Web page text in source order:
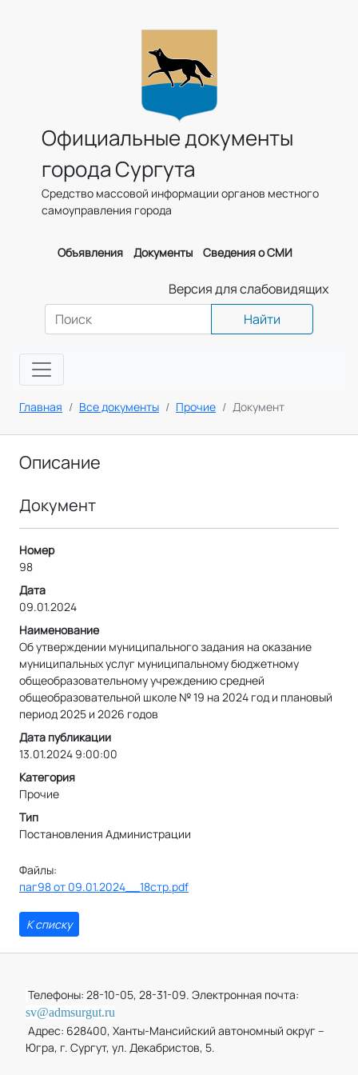
Официальные документы
города Сургута
Средство массовой информации органов местного
самоуправления города
Объявления Документы Сведения о СМИ
Версия для слабовидящих
Найти
Главная Все документы Прочие Документ
Описание
Документ
Номер
98
Дата
09.01.2024
Наименование
Об утверждении муниципального задания на оказание
муниципальных услуг муниципальному бюджетному
общеобразовательному учреждению средней
общеобразовательной школе № 19 на 2024 год и плановый
период 2025 и 2026 годов
Дата публикации
13.01.2024 9:00:00
Категория
Прочие
Тип
Постановления Администрации
Файлы:
паг98 от 09.01.2024__18стр.pdf
К списку
Телефоны: 28-10-05, 28-31-09. Электронная почта:
sv@admsurgut.ru
Адрес: 628400, Ханты-Мансийский автономный округ –
Югра, г. Сургут, ул. Декабристов, 5.